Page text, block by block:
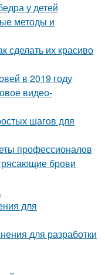
у детей
методы и
сделать их красиво
в 2019 году
видео-
шагов для
профессионалов
брови
для
для разработки